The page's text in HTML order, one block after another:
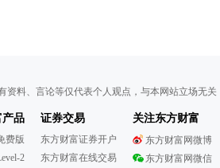
资料、言论等仅代表个人观点，与本网站立场无
产品
费版
2
证券交易
东方财富证券开户
东方财富在线交易
关注东方财富
东方财富网微博
东方财富网微信